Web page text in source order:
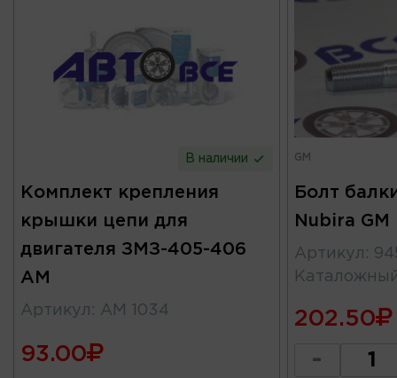
В наличии
Комплект крепления
крышки цепи для
двигателя ЗМЗ-405-406
АМ
Артикул : АМ 1034
93.00
GM
Болт
Nubira GM
Артикул :
202.50
-